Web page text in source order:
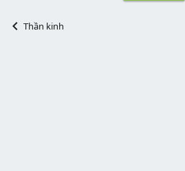
Thần kinh